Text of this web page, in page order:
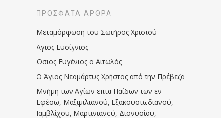
ΠΡΌΣΦΑΤΑ ΆΡΘΡΑ
Μεταμόρφωση του Σωτήρος Χριστού
Άγιος Ευσίγνιος
Όσιος Ευγένιος ο Αιτωλός
Ο Άγιος Νεομάρτυς Χρήστος από την Πρέβεζα
Μνήμη των Aγίων επτά Παίδων των εν
Eφέσω, Mαξιμιλιανού, Eξακουστωδιανού,
Iαμβλίχου, Mαρτινιανού, Διονυσίου,